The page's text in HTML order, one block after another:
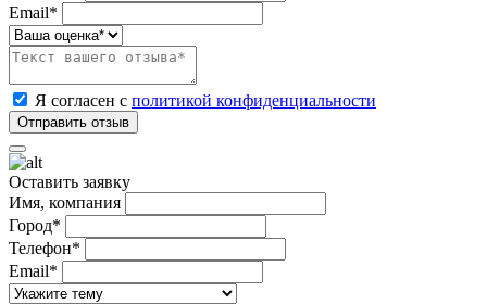
Email*
Я согласен с политикой конфиденциальности
Оставить заявку
Имя, компания
Город*
Телефон*
Email*